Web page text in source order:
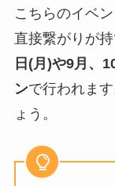
こちらのイベン
直接繋がりが
日(月)や9月、
ンで行われま
ょう。